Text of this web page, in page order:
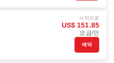
시작으로
US$ 151.85
요금/인
예약